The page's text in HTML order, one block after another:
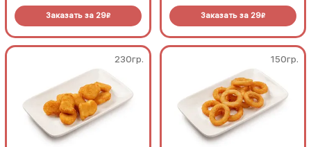
Заказать за 29R Заказать за 29R
230гр. 150гр.